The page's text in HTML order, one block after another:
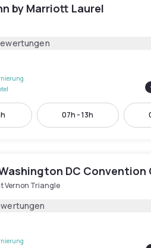
by Marriott Laurel
07h - 13h
DC Convention
Vernon Triangle